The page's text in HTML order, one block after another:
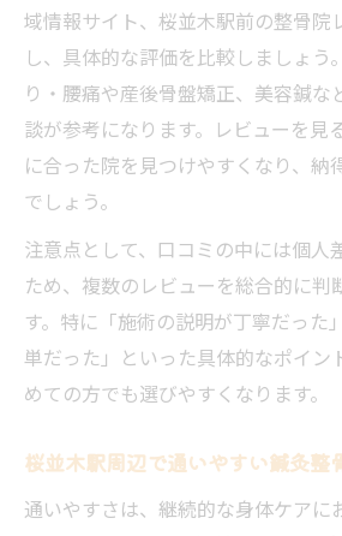
慢性的な痛みには鍼灸整
国家資格者による鍼灸整
整体と比較した鍼灸整骨
ネットで予約しやすい鍼灸整
LINE予約対応の鍼灸整骨院
24時間予約可能な鍼灸整
忙しい方におすすめな鍼
施術前カウンセリングが大切な
要性
初回カウンセリングで不
域情報サイト、桜並木駅前の整骨院
し、具体的な評価を比較しましょう
り・腰痛や産後骨盤矯正、美容鍼な
談が参考になります。レビューを見
に合った院を見つけやすくなり、納
でしょう。
注意点として、口コミの中には個人
ため、複数のレビューを総合的に判
す。特に「施術の説明が丁寧だった
単だった」といった具体的なポイン
めての方でも選びやすくなります。
桜並木駅周辺で通いやすい鍼灸整
通いやすさは、継続的な身体ケアに